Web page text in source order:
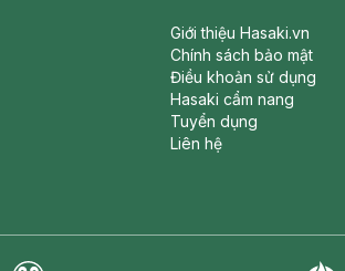
Giới thiệu Hasaki.vn
Chính sách bảo mật
Điều khoản sử dụng
Hasaki cẩm nang
Tuyển dụng
Liên hệ